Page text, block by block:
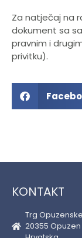
Za natječaj na
dokument sa
pravnim i
privitku).
KONTAKT
Trg
20355 Opuzen